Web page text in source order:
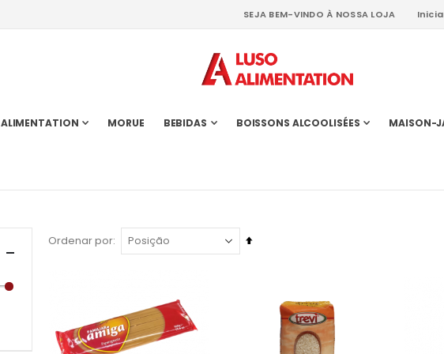
SEJA BEM-VINDO À NOSSA LOJA
ALIMENTATION MORUE BEBIDAS BOISSONS ALCOOLISÉES MAISON-
Ordenar por
Definir